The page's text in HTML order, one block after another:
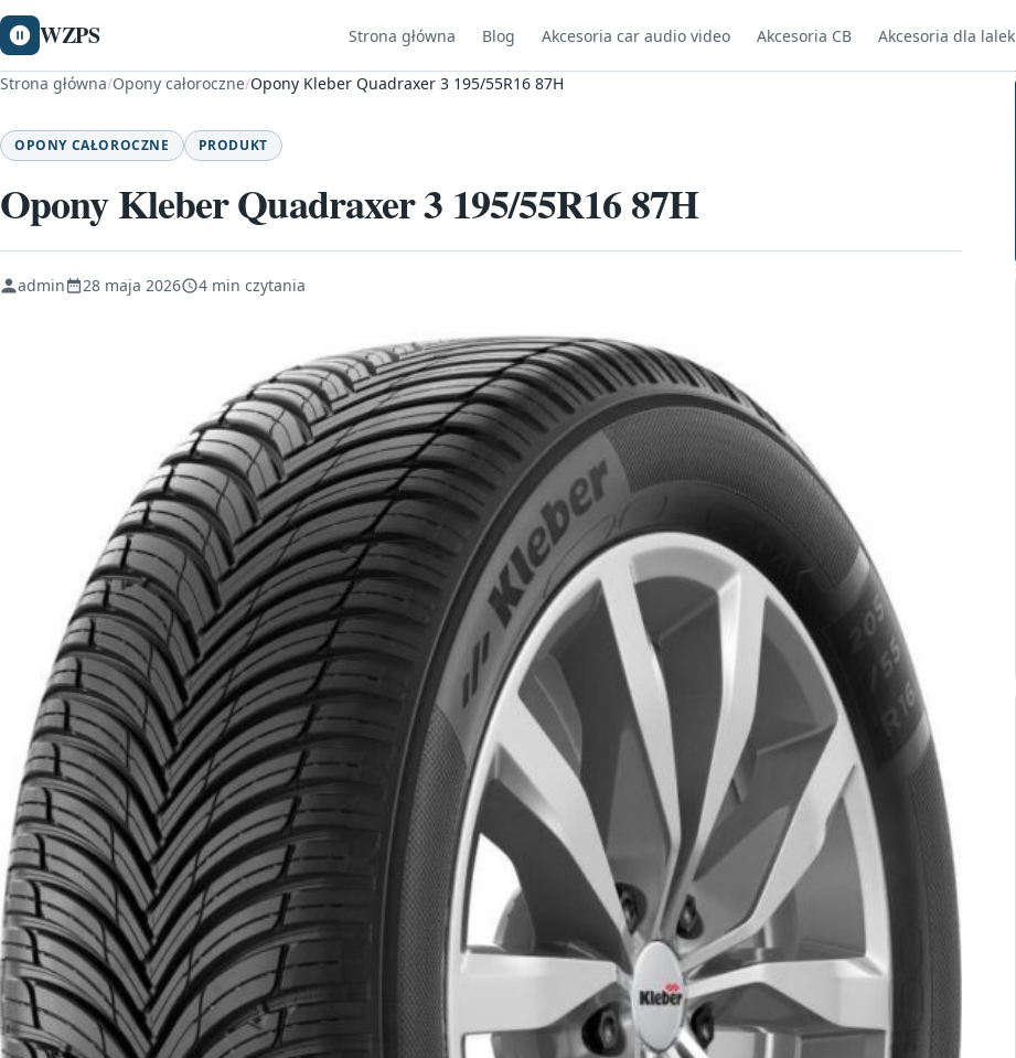
WZPS Strona główna Blog Akcesoria car audio video Akcesoria CB Akcesoria dla lalek
Strona główna/Opony całoroczne/Opony Kleber Quadraxer 3 195/55R16 87H
OPONY CAŁOROCZNE PRODUKT
Opony Kleber Quadraxer 3 195/55R16 87H
admin 28 maja 2026 4 min czytania